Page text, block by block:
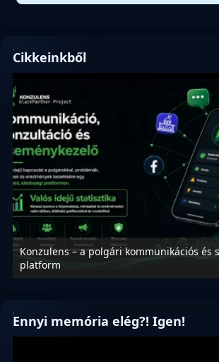
Cikkeinkből
Konzulens – a polgári kommunikációs és
platform
Ennyi memória elég?! Igen!